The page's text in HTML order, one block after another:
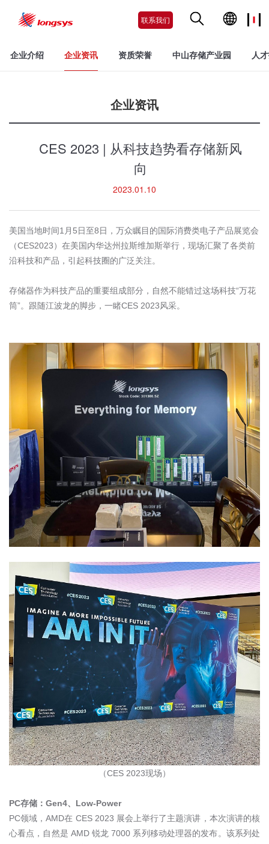
联系我们
企业介绍 企业资讯 资质荣誉 中山存储产业园 人
企业资讯
CES 2023 | 从科技趋势看存储新风
向
2023.01.10
美国当地时间1 月 5日至8日，万众瞩目的国际消费类电子产品展览会
（CES2023）在美国内华达州拉斯维加斯举行，现场汇聚了各类前
沿科技和产品，引起科技圈的广泛关注。
存储器作为科技产品的重要组成部分，自然不能错过这场科技“万花
筒”。跟随江波龙的脚步，一睹CES 2023 风采。
（CES 2023现场）
PC存储： Gen4、 Low-Power
PC领域，AMD在 CES 2023 展会上举行了主题演讲，本次演讲的核
心看点，自然是 AMD锐龙 7000 系列移动处理器的发布。该系列处